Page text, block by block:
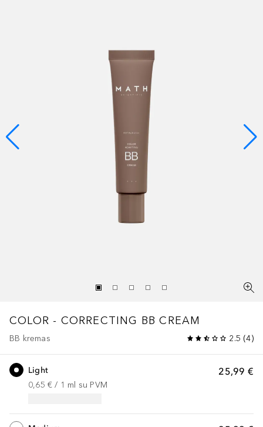
COLOR - CORRECTING BB CREAM
BB kremas 2.5 (4)
25,99 €
Light
0,65 € / 1 ml su PVM